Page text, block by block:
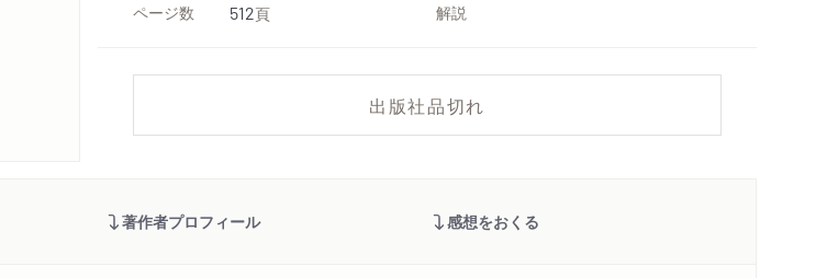
ページ数 512頁 解説
出版社品切れ
著作者プロフィール 感想をおくる